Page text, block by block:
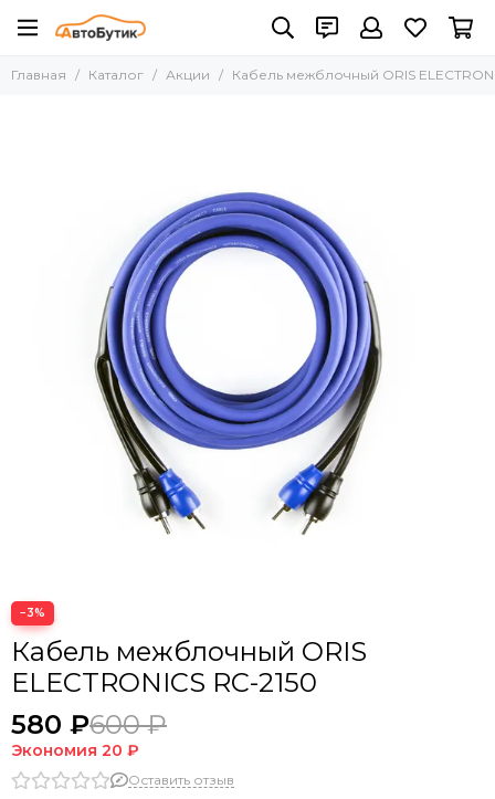
Главная Каталог Акции Кабель межблочный ORIS
−3%
Кабель межблочный ORIS
ELECTRONICS RC-2150
580 ₽600 ₽
Экономия 20 ₽
Оставить отзыв